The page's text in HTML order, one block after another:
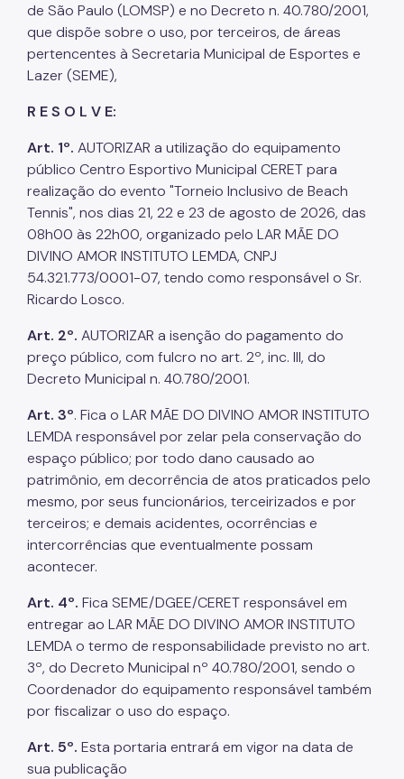
de São Paulo (LOMSP) e no Decreto n. 40.780/2001,
que dispõe sobre o uso, por terceiros, de áreas
pertencentes à Secretaria Municipal de Esportes e
Lazer (SEME),
R E S O L V E:
Art. 1º. AUTORIZAR a utilização do equipamento
público Centro Esportivo Municipal CERET para
realização do evento "Torneio Inclusivo de Beach
Tennis", nos dias 21, 22 e 23 de agosto de 2026, das
08h00 às 22h00, organizado pelo LAR MÃE DO
DIVINO AMOR INSTITUTO LEMDA, CNPJ
54.321.773/0001-07, tendo como responsável o Sr.
Ricardo Losco.
Art. 2º. AUTORIZAR a isenção do pagamento do
preço público, com fulcro no art. 2º, inc. III, do
Decreto Municipal n. 40.780/2001.
Art. 3º. Fica o LAR MÃE DO DIVINO AMOR INSTITUTO
LEMDA responsável por zelar pela conservação do
espaço público; por todo dano causado ao
patrimônio, em decorrência de atos praticados pelo
mesmo, por seus funcionários, terceirizados e por
terceiros; e demais acidentes, ocorrências e
intercorrências que eventualmente possam
acontecer.
Art. 4º. Fica SEME/DGEE/CERET responsável em
entregar ao LAR MÃE DO DIVINO AMOR INSTITUTO
LEMDA o termo de responsabilidade previsto no art.
3º, do Decreto Municipal nº 40.780/2001, sendo o
Coordenador do equipamento responsável também
por fiscalizar o uso do espaço.
Art. 5º. Esta portaria entrará em vigor na data de
sua publicação